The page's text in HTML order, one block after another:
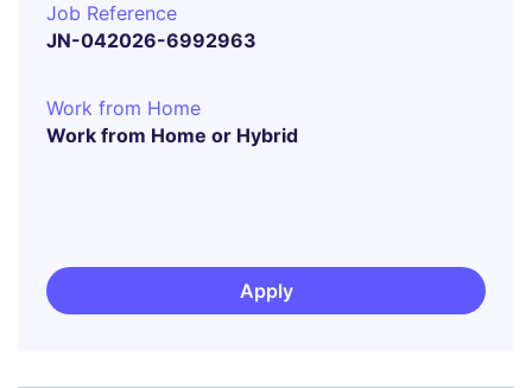
Job Reference
JN-042026-6992963
Work from Home
Work from Home or Hybrid
Apply